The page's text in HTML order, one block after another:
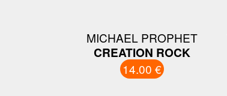
MICHAEL PROPHET
CREATION ROCK
14.00 €